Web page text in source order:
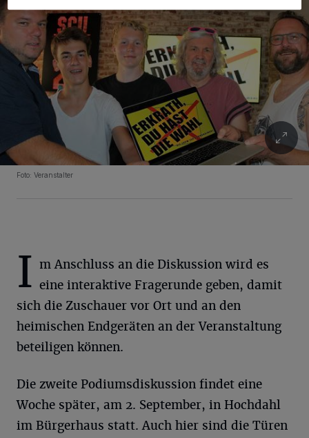
Foto: Veranstalter
I m Anschluss an die Diskussion wird es
eine interaktive Fragerunde geben, damit
sich die Zuschauer vor Ort und an den
heimischen Endgeräten an der Veranstaltung
beteiligen können.
Die zweite Podiumsdiskussion findet eine
Woche später, am 2. September, in Hochdahl
im Bürgerhaus statt. Auch hier sind die Türen